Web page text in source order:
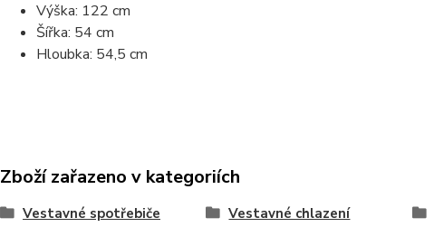
Výška: 122 cm
Šířka: 54 cm
Hloubka: 54,5 cm
Zboží zařazeno v kategoriích
Vestavné spotřebiče Vestavné chlazení